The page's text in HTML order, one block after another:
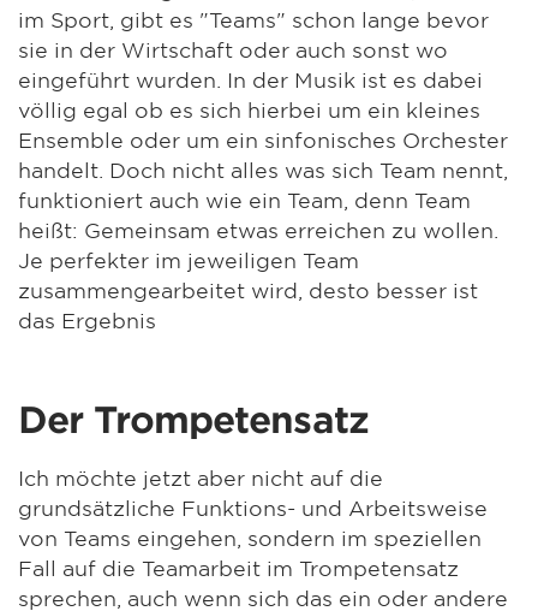
im Sport, gibt es "Teams" schon lange bevor
sie in der Wirtschaft oder auch sonst wo
eingeführt wurden. In der Musik ist es dabei
völlig egal ob es sich hierbei um ein kleines
Ensemble oder um ein sinfonisches Orchester
handelt. Doch nicht alles was sich Team nennt,
funktioniert auch wie ein Team, denn Team
heißt: Gemeinsam etwas erreichen zu wollen.
Je perfekter im jeweiligen Team
zusammengearbeitet wird, desto besser ist
das Ergebnis
Der Trompetensatz
Ich möchte jetzt aber nicht auf die
grundsätzliche Funktions- und Arbeitsweise
von Teams eingehen, sondern im speziellen
Fall auf die Teamarbeit im Trompetensatz
sprechen, auch wenn sich das ein oder andere